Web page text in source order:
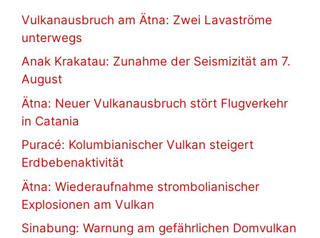
Vulkanausbruch am Ätna: Zwei Lavaströme
unterwegs
Anak Krakatau: Zunahme der Seismizität am 7.
August
Ätna: Neuer Vulkanausbruch stört Flugverkehr
in Catania
Puracé: Kolumbianischer Vulkan steigert
Erdbebenaktivität
Ätna: Wiederaufnahme strombolianischer
Explosionen am Vulkan
Sinabung: Warnung am gefährlichen Domvulkan